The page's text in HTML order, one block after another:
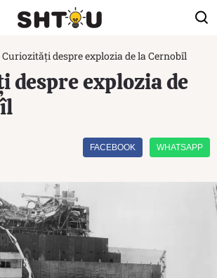
Curiozități despre explozia de la Cernobîl
despre explozia de
FACEBOOK WHATSAPP